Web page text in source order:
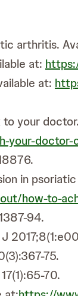
arthritis.
at:
at:
your
your-doctor-
in
how-to-
94.
75.
70.